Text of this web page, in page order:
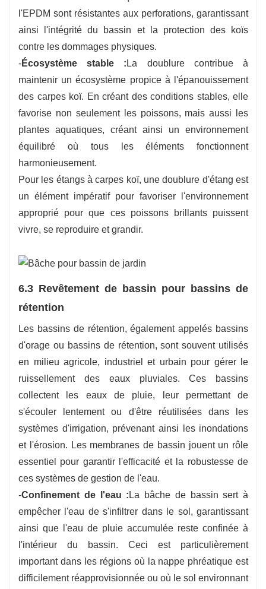
l'EPDM sont résistantes aux perforations, garantissant
ainsi l'intégrité du bassin et la protection des koïs
contre les dommages physiques.
-Écosystème stable : La doublure contribue à
maintenir un écosystème propice à l'épanouissement
des carpes koï. En créant des conditions stables, elle
favorise non seulement les poissons, mais aussi les
plantes aquatiques, créant ainsi un environnement
équilibré où tous les éléments fonctionnent
harmonieusement.
Pour les étangs à carpes koï, une doublure d'étang est
un élément impératif pour favoriser l'environnement
approprié pour que ces poissons brillants puissent
vivre, se reproduire et grandir.
6.3 Revêtement de bassin pour bassins de
rétention
Les bassins de rétention, également appelés bassins
d'orage ou bassins de rétention, sont souvent utilisés
en milieu agricole, industriel et urbain pour gérer le
ruissellement des eaux pluviales. Ces bassins
collectent les eaux de pluie, leur permettant de
s'écouler lentement ou d'être réutilisées dans les
systèmes d'irrigation, prévenant ainsi les inondations
et l'érosion. Les membranes de bassin jouent un rôle
essentiel pour garantir l'efficacité et la robustesse de
ces systèmes de gestion de l'eau.
-Confinement de l'eau : La bâche de bassin sert à
empêcher l'eau de s'infiltrer dans le sol, garantissant
ainsi que l'eau de pluie accumulée reste confinée à
l'intérieur du bassin. Ceci est particulièrement
important dans les régions où la nappe phréatique est
difficilement réapprovisionnée ou où le sol environnant